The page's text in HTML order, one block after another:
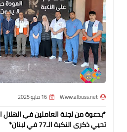
Www.albuss.net 16 مايو 2025
*بدعوة من لجنة العاملين في الهلال
تحيي ذكرى النكبة الـ77 في لبنان*